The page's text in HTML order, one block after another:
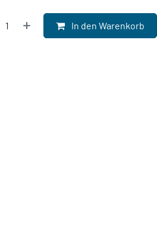
In den Warenkorb